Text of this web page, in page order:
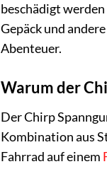
beschädigt
Gepäck und
Abenteuer.
Warum der
Der Chirp
Kombination aus
Fahrrad auf einem